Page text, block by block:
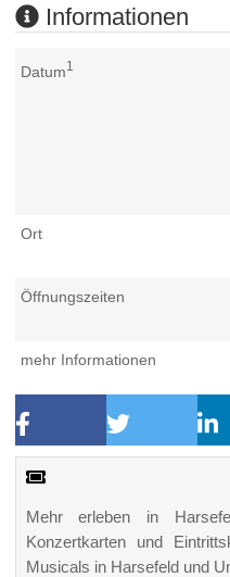
Informationen
Datum1
Ort
Öffnungszeiten
mehr Informationen
Mehr erleben in
Konzertkarten und
Musicals in Harsefeld und